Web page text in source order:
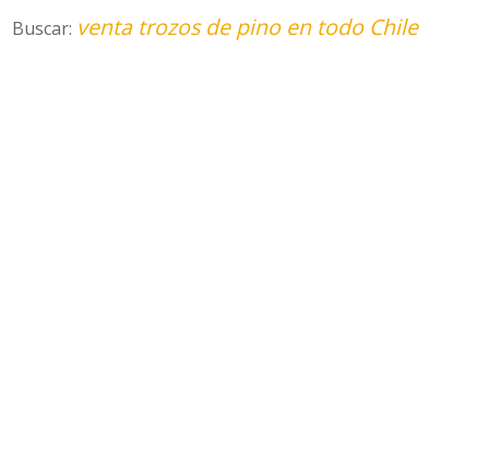
Buscar: venta trozos de pino en todo Chile